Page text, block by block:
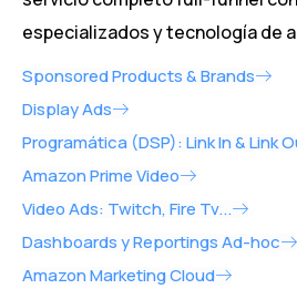
especializados y tecnología de
Sponsored Products & Brands
Display Ads
Programática (DSP): Link In & Link
Amazon Prime Video
Video Ads: Twitch, Fire Tv...
Dashboards y Reportings Ad-hoc
Amazon Marketing Cloud